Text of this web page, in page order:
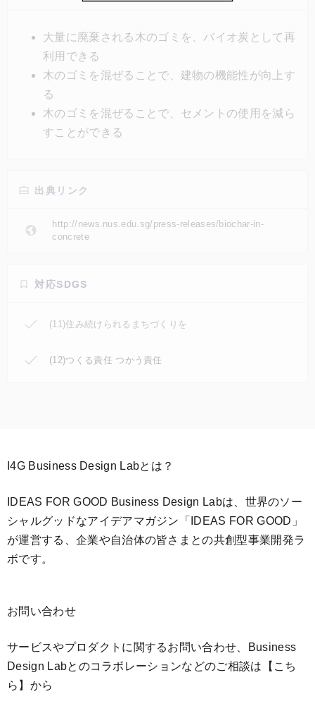
建物の強度を20%、水密性を50%も向上させることが
できること。これにより、施工期間の短縮とコスト削
減が可能になる。
大量に廃棄される木のゴミを、バイオ炭として再
利用できる
木のゴミを混ぜることで、建物の機能性が向上す
る
木のゴミを混ぜることで、セメントの使用を減ら
すことができる
出典リンク
http://news.nus.edu.sg/press-releases/biochar-in-
concrete
対応SDGS
(11)住み続けられるまちづくりを
(12)つくる責任 つかう責任
I4G Business Design Labとは？
IDEAS FOR GOOD Business Design Labは、世界のソー
シャルグッドなアイデアマガジン「IDEAS FOR GOOD」
が運営する、企業や自治体の皆さまとの共創型事業開発ラ
ボです。
お問い合わせ
サービスやプロダクトに関するお問い合わせ、Business
Design Labとのコラボレーションなどのご相談は 【こち
ら】 から